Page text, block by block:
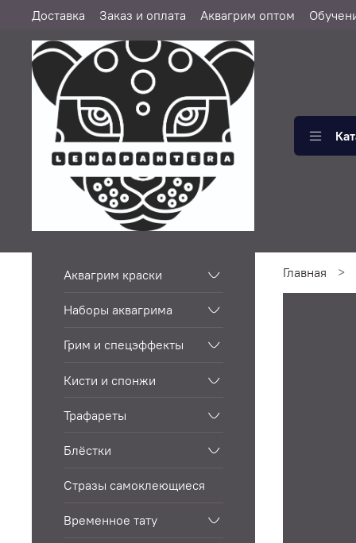
Доставка Заказ и оплата Аквагрим оптом
Главная
Аквагрим краски
Наборы аквагрима
Грим и спецэффекты
Кисти и спонжи
Трафареты
Блёстки
Стразы самоклеющиеся
Временное тату